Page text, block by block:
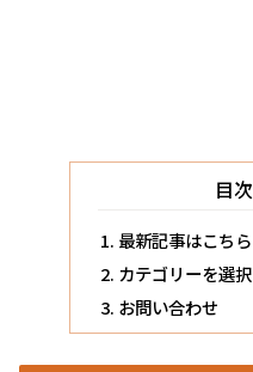
目次
最新記事はこちら
カテゴリーを選択
お問い合わせ